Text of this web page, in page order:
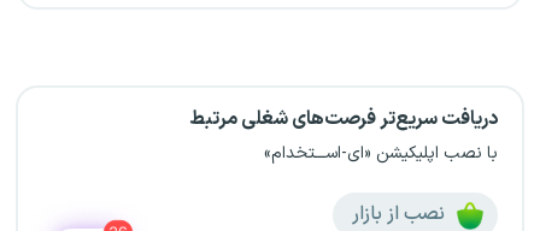
دریافت سریع‌تر فرصت‌های شغلی مرتبط
با نصب اپلیکیشن «ای-اســـتخدام»
نصب از بازار